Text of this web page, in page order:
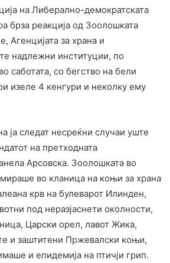
на Либерално-демократската
брза реакција од Зоолошката
Агенцијата за храна и
надлежни институции, по
саботата, со бегство на бели
изеле 4 кенгури и неколку ему
ја следат несреќни случаи уште
на претходната
Арсовска. Зоолошката во
во кланица на коњи за храна
крв на булеварот Илинден,
под неразјаснети околности,
Царски орел, лавот Жика,
и заштитени Пржевалски коњи,
и епидемија на птичји грип.